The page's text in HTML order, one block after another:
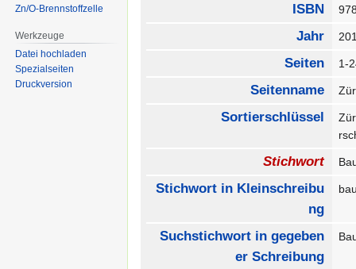
ISBN
Jahr
Seiten 1-
Seitenname
Sortierschlüssel
Stichwort
Stichwort in Kleinschreibu
ng
Suchstichwort in gegeben
er Schreibung
Zn/O-Brennstoffzelle
Werkzeuge
Datei hochladen
Spezialseiten
Druckversion